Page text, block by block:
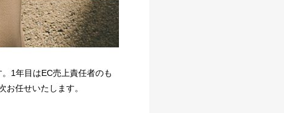
1年目はEC売上責任者のも
任せいたします。